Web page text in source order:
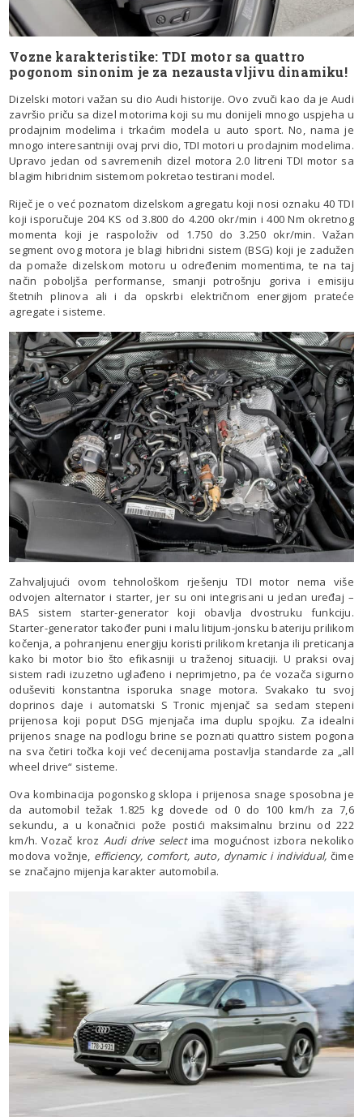
Vozne karakteristike: TDI motor sa quattro
pogonom sinonim je za nezaustavljivu dinamiku!
Dizelski motori važan su dio Audi historije. Ovo zvuči kao da je Audi
završio priču sa dizel motorima koji su mu donijeli mnogo uspjeha u
prodajnim modelima i trkaćim modela u auto sport. No, nama je
mnogo interesantniji ovaj prvi dio, TDI motori u prodajnim modelima.
Upravo jedan od savremenih dizel motora 2.0 litreni TDI motor sa
blagim hibridnim sistemom pokretao testirani model.
Riječ je o već poznatom dizelskom agregatu koji nosi oznaku 40 TDI
koji isporučuje 204 KS od 3.800 do 4.200 okr/min i 400 Nm okretnog
momenta koji je raspoloživ od 1.750 do 3.250 okr/min. Važan
segment ovog motora je blagi hibridni sistem (BSG) koji je zadužen
da pomaže dizelskom motoru u određenim momentima, te na taj
način poboljša performanse, smanji potrošnju goriva i emisiju
štetnih plinova ali i da opskrbi električnom energijom prateće
agregate i sisteme.
Zahvaljujući ovom tehnološkom rješenju TDI motor nema više
odvojen alternator i starter, jer su oni integrisani u jedan uređaj –
BAS sistem starter-generator koji obavlja dvostruku funkciju.
Starter-generator također puni i malu litijum-jonsku bateriju prilikom
kočenja, a pohranjenu energiju koristi prilikom kretanja ili preticanja
kako bi motor bio što efikasniji u traženoj situaciji. U praksi ovaj
sistem radi izuzetno uglađeno i neprimjetno, pa će vozača sigurno
oduševiti konstantna isporuka snage motora. Svakako tu svoj
doprinos daje i automatski S Tronic mjenjač sa sedam stepeni
prijenosa koji poput DSG mjenjača ima duplu spojku. Za idealni
prijenos snage na podlogu brine se poznati quattro sistem pogona
na sva četiri točka koji već decenijama postavlja standarde za „all
wheel drive“ sisteme.
Ova kombinacija pogonskog sklopa i prijenosa snage sposobna je
da automobil težak 1.825 kg dovede od 0 do 100 km/h za 7,6
sekundu, a u konačnici pože postići maksimalnu brzinu od 222
km/h. Vozač kroz Audi drive selectima mogućnost izbora nekoliko
modova vožnje, efficiency, comfort, auto, dynamic i individual, čime
se značajno mijenja karakter automobila.